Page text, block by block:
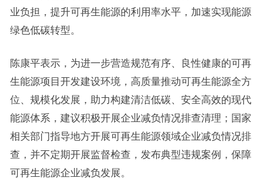
业负担，提升可再生能源的利用率水平，加速实现能源
绿色低碳转型。
陈康平表示，为进一步营造规范有序、良性健康的可再
生能源项目开发建设环境，高质量推动可再生能源全方
位、规模化发展，助力构建清洁低碳、安全高效的现代
能源体系，建议积极开展企业减负情况排查清理；国家
相关部门指导地方开展可再生能源领域企业减负情况排
查，并不定期开展监督检查，发布典型违规案例，保障
可再生能源企业减负发展。